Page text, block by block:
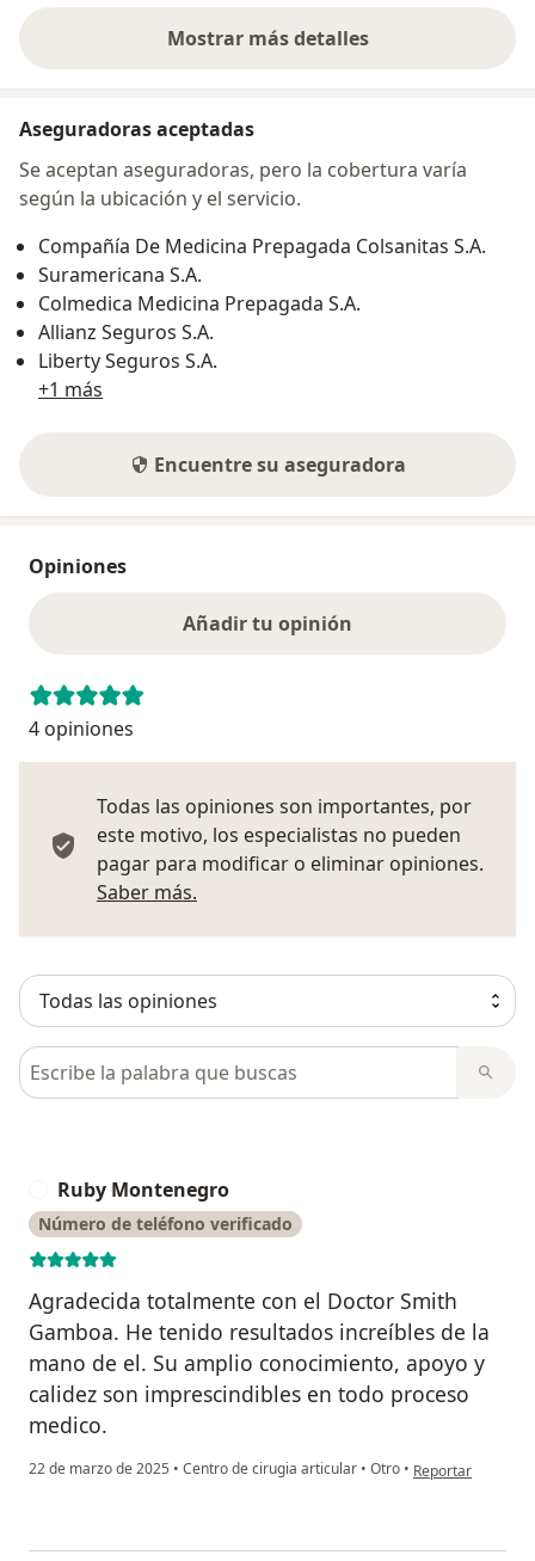
Mostrar más detalles
sobre la dirección
Aseguradoras aceptadas
Se aceptan aseguradoras, pero la cobertura varía
según la ubicación y el servicio.
Compañía De Medicina Prepagada Colsanitas S.A.
Suramericana S.A.
Colmedica Medicina Prepagada S.A.
Allianz Seguros S.A.
Liberty Seguros S.A.
+1 más
Encuentre su aseguradora
Opiniones
Añadir tu opinión
4 opiniones
Todas las opiniones son importantes, por
este motivo, los especialistas no pueden
pagar para modificar o eliminar opiniones.
Saber más.
Busca en opiniones
Ruby Montenegro
Número de teléfono verificado
Agradecida totalmente con el Doctor Smith
Gamboa. He tenido resultados increíbles de la
mano de el. Su amplio conocimiento, apoyo y
calidez son imprescindibles en todo proceso
medico.
22 de marzo de 2025 • Centro de cirugia articular • Otro • en opinión del
Reportar